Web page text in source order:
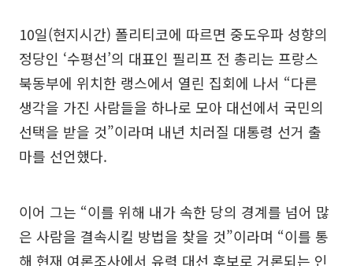
10일(현지시간) 폴리티코에 따르면 중도우파 성향의
정당인 ‘수평선’의 대표인 필리프 전 총리는 프랑스
북동부에 위치한 랭스에서 열린 집회에 나서 “다른
생각을 가진 사람들을 하나로 모아 대선에서 국민의
선택을 받을 것”이라며 내년 치러질 대통령 선거 출
마를 선언했다.
이어 그는 “이를 위해 내가 속한 당의 경계를 넘어 많
은 사람을 결속시킬 방법을 찾을 것”이라며 “이를 통
해 현재 여론조사에서 유력 대선 후보로 거론되는 인